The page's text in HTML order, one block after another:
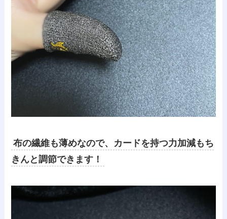
布の繊維も薄めなので、カードを持つ力加減もち
きんと調節できます！